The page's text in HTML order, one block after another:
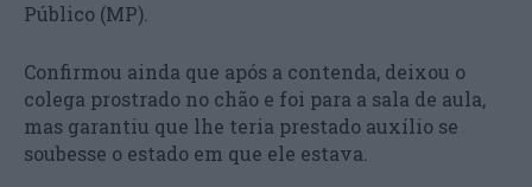
Público (MP).
Confirmou ainda que após a contenda, deixou o
colega prostrado no chão e foi para a sala de aula,
mas garantiu que lhe teria prestado auxílio se
soubesse o estado em que ele estava.